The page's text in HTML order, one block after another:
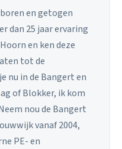
en getogen
dan 25 jaar ervaring
en ken deze
tot de
nu in de Bangert en
of Blokker, ik kom
nou de Bangert
vanaf 2004,
PE- en